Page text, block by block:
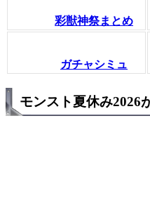
彩獣神祭まとめ
ガチャシミュ
モンスト夏休み2026